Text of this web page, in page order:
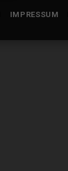
IMPRESSUM